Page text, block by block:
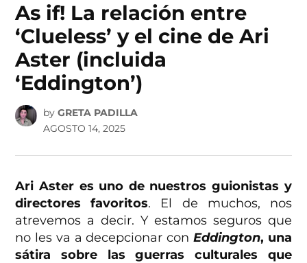
As if! La relación entre
‘Clueless’ y el cine de Ari
Aster (incluida
‘Eddington’)
by GRETA PADILLA
AGOSTO 14, 2025
Ari Aster es uno de nuestros guionistas y
directores favoritos. El de muchos, nos
atrevemos a decir. Y estamos seguros que
no les va a decepcionar con Eddington, una
sátira sobre las guerras culturales que